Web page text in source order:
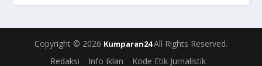
Copyright © 2026 Kumparan24All Rights Reserved.
Redaksi
Info Iklan Kode Etik Jurnalistik